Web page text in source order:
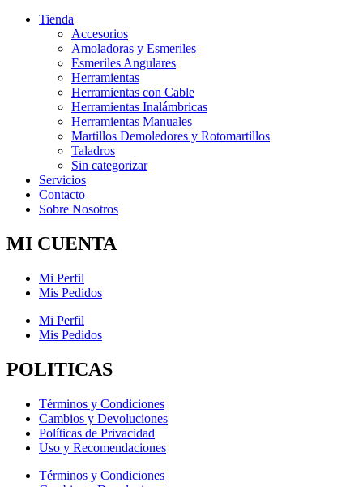
Tienda
Accesorios
Amoladoras y Esmeriles
Esmeriles Angulares
Herramientas
Herramientas con Cable
Herramientas Inalámbricas
Herramientas Manuales
Martillos Demoledores y Rotomartillos
Taladros
Sin categorizar
Servicios
Contacto
Sobre Nosotros
MI CUENTA
Mi Perfil
Mis Pedidos
Mi Perfil
Mis Pedidos
POLITICAS
Términos y Condiciones
Cambios y Devoluciones
Políticas de Privacidad
Uso y Recomendaciones
Términos y Condiciones